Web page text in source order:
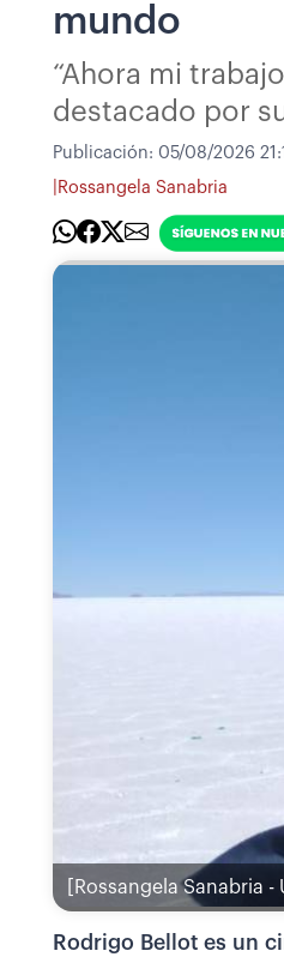
mundo
“Ahora mi
destacado por
Publicación: 05/08/2026
Rossangela Sanabria
[Rossangela Sanabria
Rodrigo Bellot es un